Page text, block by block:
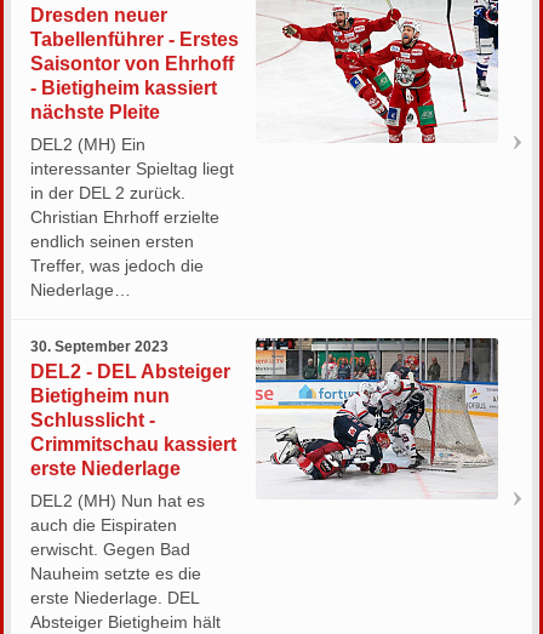
Dresden neuer
Tabellenführer - Erstes
Saisontor von Ehrhoff
- Bietigheim kassiert
nächste Pleite
DEL2 (MH) Ein
interessanter Spieltag liegt
in der DEL 2 zurück.
Christian Ehrhoff erzielte
endlich seinen ersten
Treffer, was jedoch die
Niederlage…
30. September 2023
DEL2 - DEL Absteiger
Bietigheim nun
Schlusslicht -
Crimmitschau kassiert
erste Niederlage
DEL2 (MH) Nun hat es
auch die Eispiraten
erwischt. Gegen Bad
Nauheim setzte es die
erste Niederlage. DEL
Absteiger Bietigheim hält